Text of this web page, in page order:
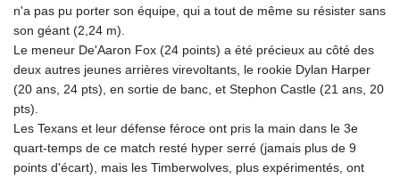
n'a pas pu porter son équipe, qui a tout de même su résister sans
son géant (2,24 m).
Le meneur De'Aaron Fox (24 points) a été précieux au côté des
deux autres jeunes arrières virevoltants, le rookie Dylan Harper
(20 ans, 24 pts), en sortie de banc, et Stephon Castle (21 ans, 20
pts).
Les Texans et leur défense féroce ont pris la main dans le 3e
quart-temps de ce match resté hyper serré (jamais plus de 9
points d'écart), mais les Timberwolves, plus expérimentés, ont